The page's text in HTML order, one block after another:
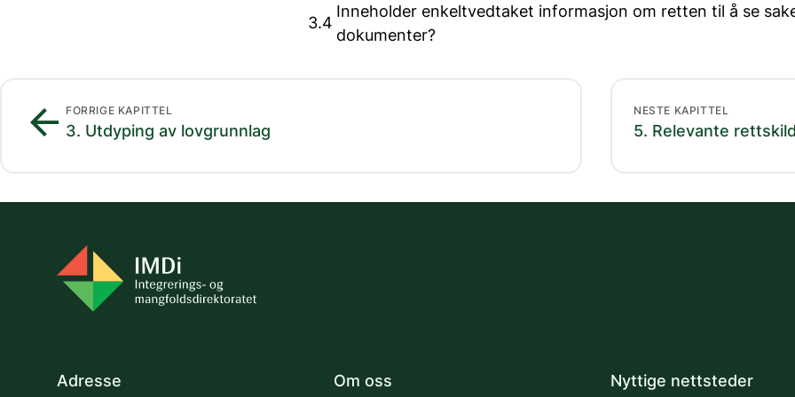
3.4
Inneholder enkeltvedtaket informasjon om retten til å se
dokumenter?
arrow_back FORRIGE KAPITTEL
3. Utdyping av lovgrunnlag
NESTE KAPITTEL
5. Relevante
Adresse Om oss Nyttige nettsteder